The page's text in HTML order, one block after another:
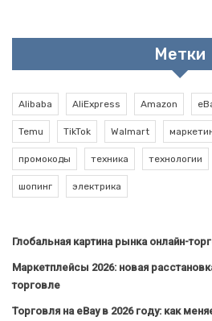
Метки
Alibaba AliExpress Amazon
Temu TikTok Walmart
промокоды техника технологии
шопинг электрика
Глобальная картина рынка онлайн-
Маркетплейсы 2026: новая
торговле
Торговля на eBay в 2026 году: как